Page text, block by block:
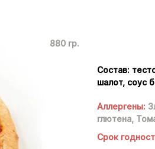
880 гр.
Состав:
шалот, соус
Аллергены:
глютена,
Срок